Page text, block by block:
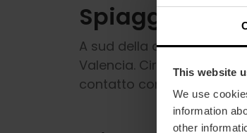
This website
We use
information
other
Spiagge
A sud della città, le
Valencia. Circondate da
contatto con la natura.